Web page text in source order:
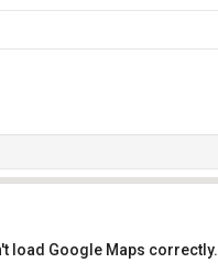
load Google Maps correctly.